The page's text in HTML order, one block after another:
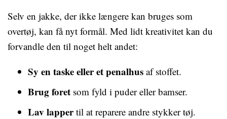
Selv en jakke, der ikke længere kan bruges som
overtøj, kan få nyt formål. Med lidt kreativitet kan du
forvandle den til noget helt andet:
Sy en taske eller et penalhus af stoffet.
Brug foret som fyld i puder eller bamser.
Lav lappertil at reparere andre stykker tøj.